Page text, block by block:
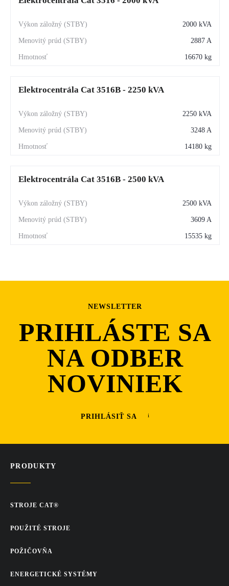
2000 kVA
2887 A
16670 kg
Elektrocentrála Cat 3516B - 2250 kVA
2250 kVA
3248 A
14180 kg
Elektrocentrála Cat 3516B - 2500 kVA
2500 kVA
3609 A
15535 kg
NEWSLETTER
PRIHLÁSTE SA
NA ODBER
NOVINIEK
PRIHLÁSIŤ SA
PRODUKTY
STROJE CAT®
POUŽITÉ STROJE
POŽIČOVŇA
ENERGETICKÉ SYSTÉMY